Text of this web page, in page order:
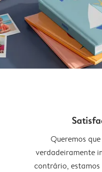
Queremos
verdadeiramente
contrário,